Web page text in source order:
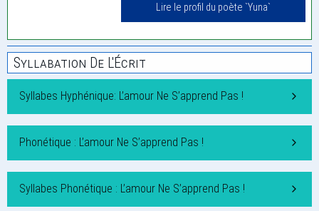
Lire le profil du poète `Yuna`
Syllabation De L'Écrit
Syllabes Hyphénique: L’amour Ne S’apprend Pas !
Phonétique : L’amour Ne S’apprend Pas !
Syllabes Phonétique : L’amour Ne S’apprend Pas !